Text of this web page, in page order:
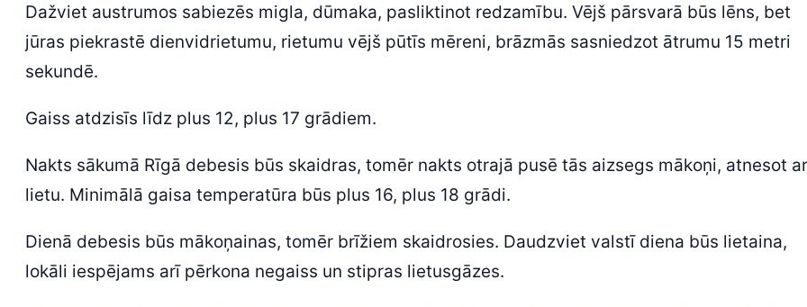
Dažviet austrumos sabiezēs migla, dūmaka, pasliktinot redzamību. Vējš pārsvarā būs lēns, bet
jūras piekrastē dienvidrietumu, rietumu vējš pūtīs mēreni, brāzmās sasniedzot ātrumu 15 metri
sekundē.
Gaiss atdzisīs līdz plus 12, plus 17 grādiem.
Nakts sākumā Rīgā debesis būs skaidras, tomēr nakts otrajā pusē tās aizsegs mākoņi, atnesot
lietu. Minimālā gaisa temperatūra būs plus 16, plus 18 grādi.
Dienā debesis būs mākoņainas, tomēr brīžiem skaidrosies. Daudzviet valstī diena būs lietaina,
lokāli iespējams arī pērkona negaiss un stipras lietusgāzes.